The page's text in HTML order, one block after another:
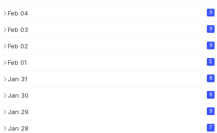
Feb 04 9
Feb 03 9
Feb 02 9
Feb 01 5
Jan 31 8
Jan 30 6
Jan 29 9
Jan 28 7